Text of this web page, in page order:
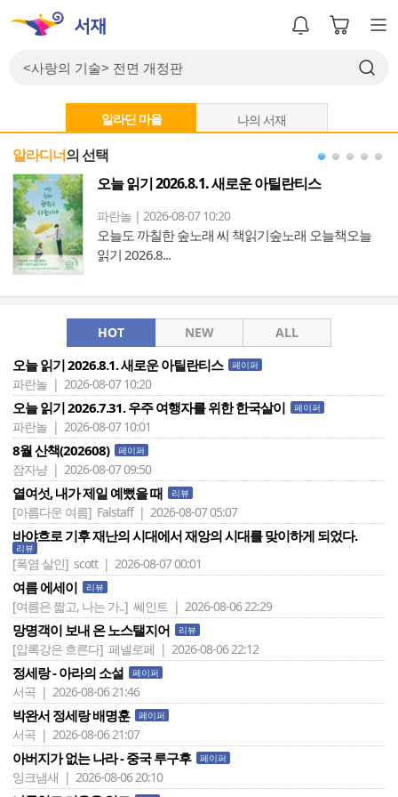
알라딘 마을 나의 서재
알라디너의 선택
오늘 읽기 2026.8.1. 새로운 아틸란티스
파란놀 | 2026-08-07 10:20
오늘도 까칠한 숲노래 씨 책읽기숲노래 오늘책오늘
읽기 2026.8...
HOT NEW ALL
오늘 읽기 2026.8.1. 새로운 아틸란티스 페이퍼
파란놀 | 2026-08-07 10:20
오늘 읽기 2026.7.31. 우주 여행자를 위한 한국살이 페이퍼
파란놀 | 2026-08-07 10:01
8월 산책(202608) 페이퍼
잠자냥 | 2026-08-07 09:50
열여섯, 내가 제일 예뻤을 때 리뷰
[아름다운 여름] Falstaff | 2026-08-07 05:07
바야흐로 기후 재난의 시대에서 재앙의 시대를 맞이하게 되었다.
리뷰
[폭염 살인] scott | 2026-08-07 00:01
여름 에세이 리뷰
[여름은 짧고, 나는 가..] 쎄인트 | 2026-08-06 22:29
망명객이 보내 온 노스탤지어 리뷰
[압록강은 흐른다] 페넬로페 | 2026-08-06 22:12
정세랑 - 아라의 소설 페이퍼
서곡 | 2026-08-06 21:46
박완서 정세랑 배명훈 페이퍼
서곡 | 2026-08-06 21:07
아버지가 없는 나라 - 중국 루구후 페이퍼
잉크냄새 | 2026-08-06 20:10